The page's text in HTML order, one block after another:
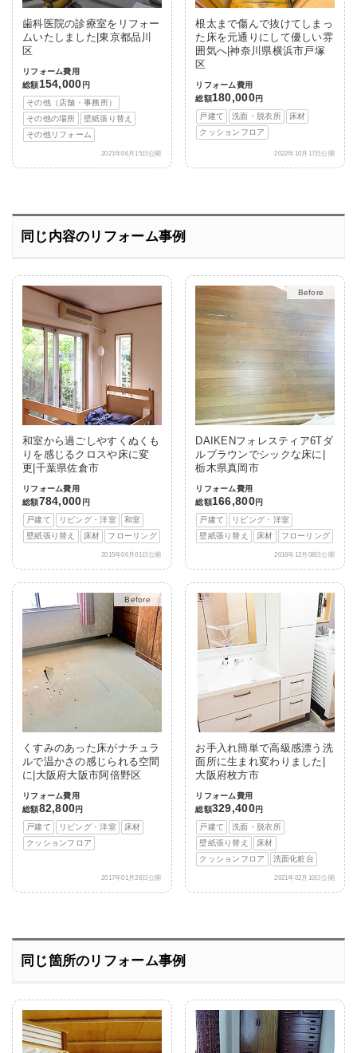
歯科医院の診療室をリフォー
ムいたしました|東京都品川
区
リフォーム費用
総額154,000 円
その他（店舗・事務所）
その他の場所
壁紙張り替え
その他リフォーム
2021年06月15日公開
根太まで傷んで抜けてしまっ
た床を元通りにして優しい雰
囲気へ|神奈川県横浜市戸塚
区
リフォーム費用
総額180,000円
戸建て
洗面・脱衣所
床材
クッションフロア
2022年10月17日公開
同じ内容のリフォーム事例
和室から過ごしやすくぬくも
りを感じるクロスや床に変
更|千葉県佐倉市
リフォーム費用
総額784,000 円
戸建て
リビング・洋室
和室
壁紙張り替え
床材 フローリング
2015年06月01日公開
After
DAIKENフォレスティア6Tダ
ルブラウンでシックな床に|
栃木県真岡市
リフォーム費用
総額166,800円
戸建て
リビング・洋室
壁紙張り替え
床材 フローリング
2016年12月08日公開
After
くすみのあった床がナチュラ
ルで温かさの感じられる空間
に|大阪府大阪市阿倍野区
リフォーム費用
総額82,800円
戸建て
リビング・洋室
床材
クッションフロア
2017年01月26日公開
お手入れ簡単で高級感漂う洗
面所に生まれ変わりました|
大阪府枚方市
リフォーム費用
総額329,400円
戸建て
洗面・脱衣所
壁紙張り替え
床材
クッションフロア
洗面化粧台
2021年02月10日公開
同じ箇所のリフォーム事例